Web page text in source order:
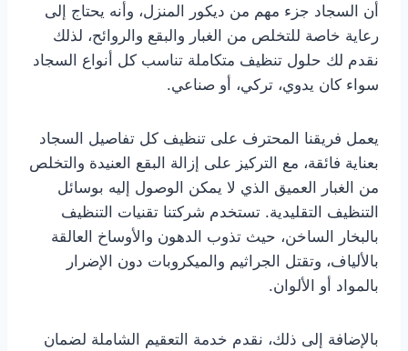
أن السجاد جزء مهم من ديكور المنزل، وأنه يحتاج إلى
رعاية خاصة للتخلص من الغبار والبقع والروائح، لذلك
نقدم لك حلول تنظيف متكاملة تناسب كل أنواع السجاد
سواء كان يدوي، تركي، أو صناعي.
يعمل فريقنا المحترف على تنظيف كل تفاصيل السجاد
بعناية فائقة، مع التركيز على إزالة البقع العنيدة والتخلص
من الغبار العميق الذي لا يمكن الوصول إليه بوسائل
التنظيف التقليدية. تستخدم شركتنا تقنيات التنظيف
بالبخار الساخن، حيث تذوب الدهون والأوساخ العالقة
بالألياف، وتقتل الجراثيم والميكروبات دون الإضرار
بالمواد أو الألوان.
بالإضافة إلى ذلك، نقدم خدمة التعقيم الشاملة لضمان